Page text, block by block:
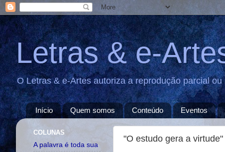
Letras & e-
O Letras & e-Artes autoriza a reprodução parcial
Início Quem somos Conteúdo Eventos
"O estudo gera a
COLUNAS
A palavra é toda sua